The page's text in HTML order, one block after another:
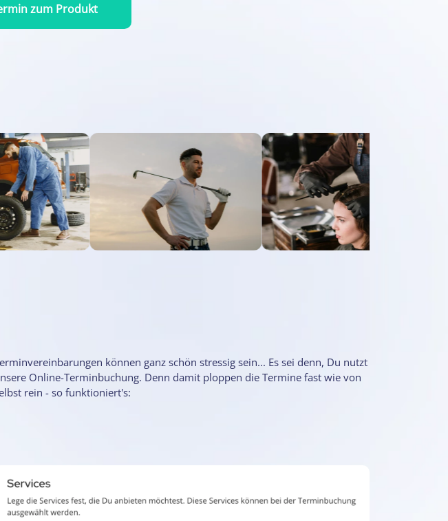
zum Produkt
können ganz schön stressig sein... Es sei denn, Du nutzt
Online-Terminbuchung. Denn damit ploppen die Termine fast wie von
rein - so funktioniert's: